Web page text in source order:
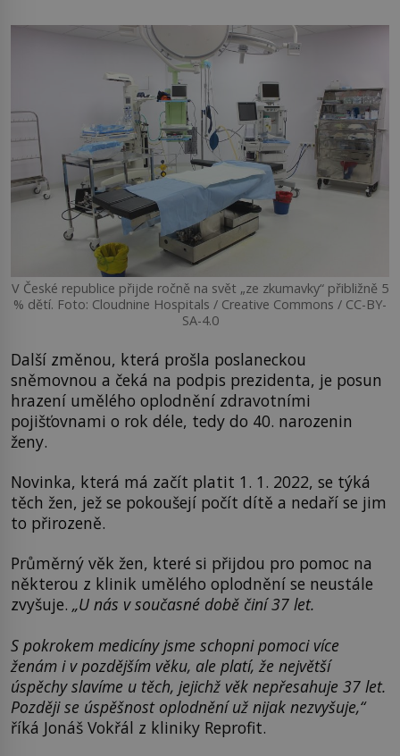
V České republice přijde ročně na svět „ze zkumavky“ přibližně 5
% dětí. Foto: Cloudnine Hospitals / Creative Commons / CC-BY-
SA-4.0
Další změnou, která prošla poslaneckou
sněmovnou a čeká na podpis prezidenta, je posun
hrazení umělého oplodnění zdravotními
pojišťovnami o rok déle, tedy do 40. narozenin
ženy.
Novinka, která má začít platit 1. 1. 2022, se týká
těch žen, jež se pokoušejí počít dítě a nedaří se jim
to přirozeně.
Průměrný věk žen, které si přijdou pro pomoc na
některou z klinik umělého oplodnění se neustále
zvyšuje. „U nás v současné době činí 37 let.
S pokrokem medicíny jsme schopni pomoci více
ženám i v pozdějším věku, ale platí, že největší
úspěchy slavíme u těch, jejichž věk nepřesahuje 37 let.
Později se úspěšnost oplodnění už nijak nezvyšuje,“
říká Jonáš Vokřál z kliniky Reprofit.